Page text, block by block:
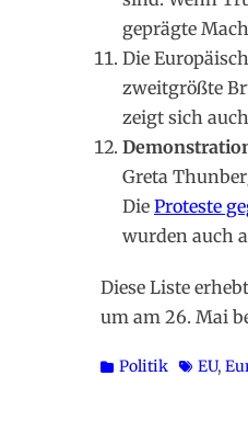
geprägte
Die
zweitgrößte
zeigt sich
Greta
Die Proteste
wurden auch
Diese Liste
um am 26. Mai
Kategorien
Politik EU,